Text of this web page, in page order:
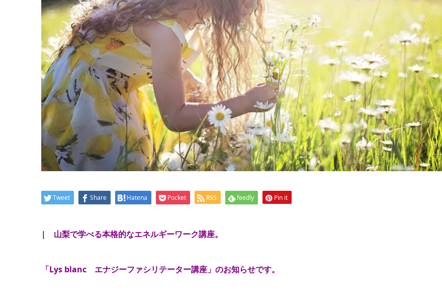
Tweet Share Hatena Pocket RSS feedly Pin it
| 山梨で学べる本格的なエネルギーワーク講座。
「Lys blanc エナジーファシリテーター講座」のお知らせです。